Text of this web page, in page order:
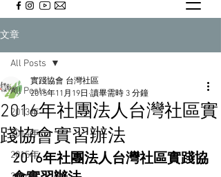
文章
All Posts
2013年
2014年
2015年
All Posts
2016年社團法人台灣社區實
踐協會實習辦法
實踐協會 台灣社區
2015年11月19日 讀畢需時 3 分鐘
2016年社團法人台灣社區實踐協